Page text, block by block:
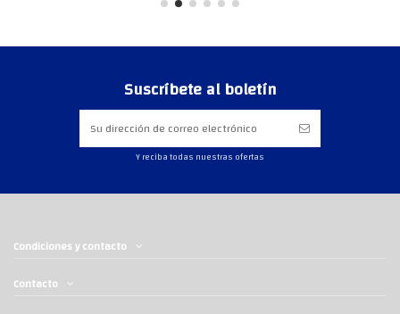
Suscríbete al boletín
Y reciba todas nuestras ofertas
Condiciones y contacto
Contacto